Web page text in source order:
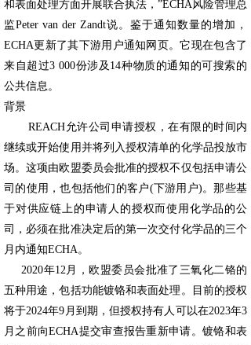
和表面处理方面开展联合执法，”ECHA风险管理总
监Peter van der Zandt说。 鉴于通知数量的增加，
ECHA更新了其下游用户通知网页。它现在包含了
来自超过3 000份涉及14种物质的通知的可搜索的
公共信息。
背景
REACH允许公司申请授权，在有限的时间内
继续或开始使用并将列入授权清单的化学品投放市
场。这项由欧盟委员会批准的授权不仅包括申请公
司的使用，也包括他们的客户(下游用户)。那些基
于对供应链上的申请人的授权而使用化学品的公
司，必须在批准决定后的第一次交付化学品的三个
月内通知ECHA。
2020年12月，欧盟委员会批准了三氧化二铬的
五种用途，包括功能镀铬和表面处理。目前的授权
将于2024年9月到期，但授权持有人可以在2023年3
月之前向ECHA提交审查报告重新申请。镀铬和表